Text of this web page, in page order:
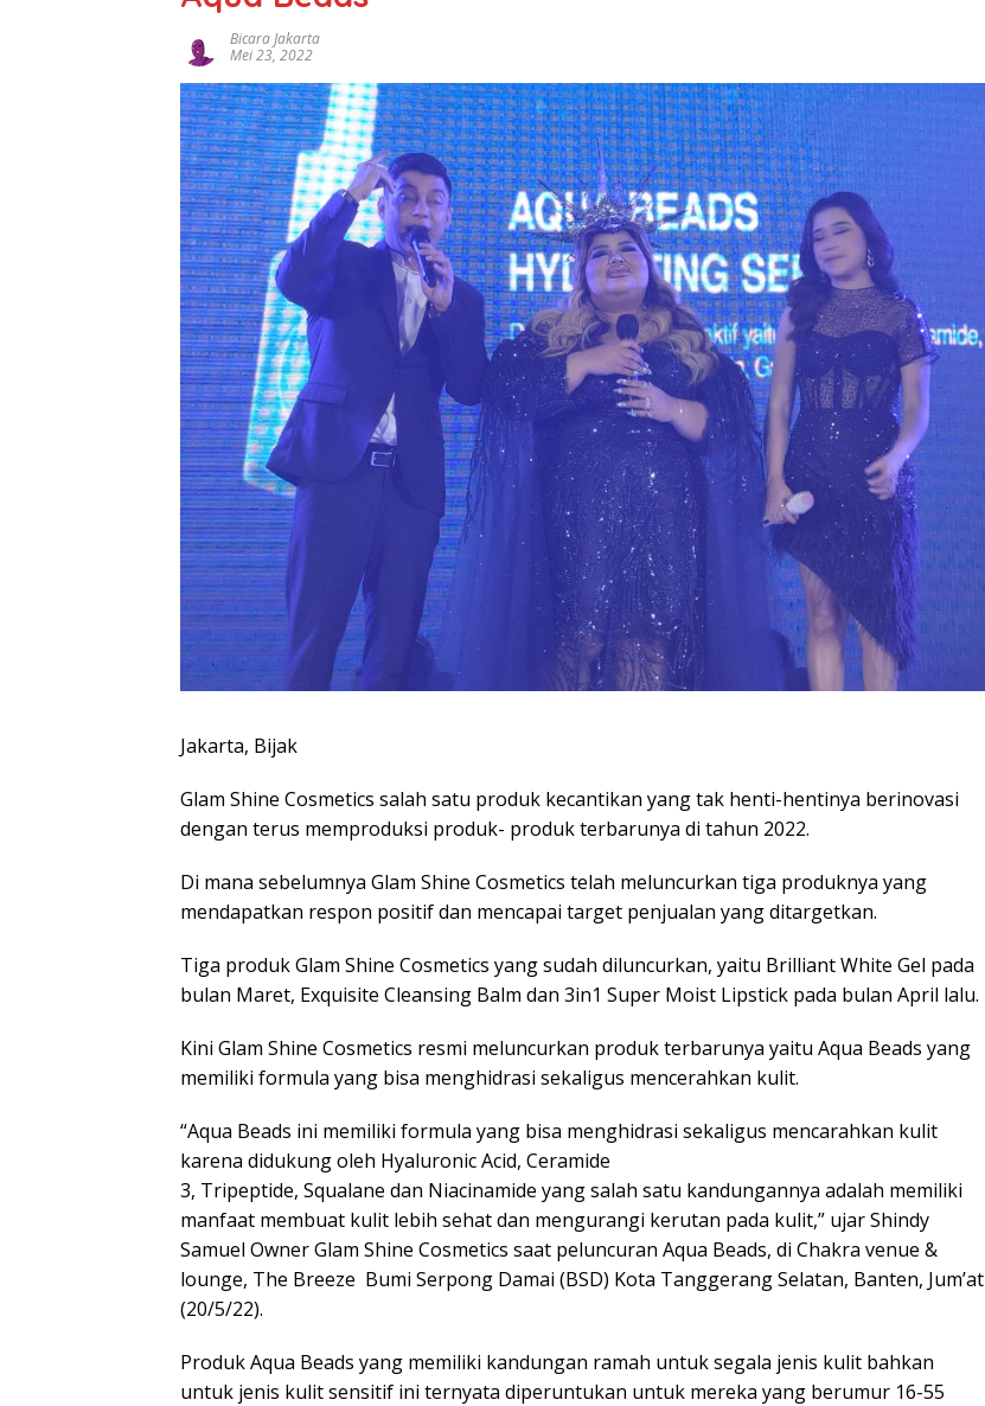
Bicara Jakarta
Mei 23, 2022
Jakarta, Bijak
Glam Shine Cosmetics salah satu produk kecantikan yang tak henti-hentinya berinovasi
dengan terus memproduksi produk- produk terbarunya di tahun 2022.
Di mana sebelumnya Glam Shine Cosmetics telah meluncurkan tiga produknya yang
mendapatkan respon positif dan mencapai target penjualan yang ditargetkan.
Tiga produk Glam Shine Cosmetics yang sudah diluncurkan, yaitu Brilliant White Gel pada
bulan Maret, Exquisite Cleansing Balm dan 3in1 Super Moist Lipstick pada bulan April lalu.
Kini Glam Shine Cosmetics resmi meluncurkan produk terbarunya yaitu Aqua Beads yang
memiliki formula yang bisa menghidrasi sekaligus mencerahkan kulit.
“Aqua Beads ini memiliki formula yang bisa menghidrasi sekaligus mencarahkan kulit
karena didukung oleh Hyaluronic Acid, Ceramide
3, Tripeptide, Squalane dan Niacinamide yang salah satu kandungannya adalah memiliki
manfaat membuat kulit lebih sehat dan mengurangi kerutan pada kulit,” ujar Shindy
Samuel Owner Glam Shine Cosmetics saat peluncuran Aqua Beads, di Chakra venue &
lounge, The Breeze Bumi Serpong Damai (BSD) Kota Tanggerang Selatan, Banten, Jum’at
(20/5/22).
Produk Aqua Beads yang memiliki kandungan ramah untuk segala jenis kulit bahkan
untuk jenis kulit sensitif ini ternyata diperuntukan untuk mereka yang berumur 16-55